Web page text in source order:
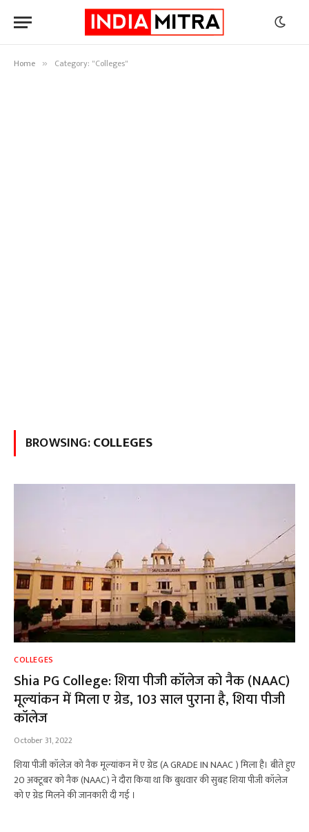
Home » Category: "Colleges"
BROWSING:COLLEGES
COLLEGES
Shia PG College: शिया पीजी कॉलेज को नैक (NAAC)
मूल्यांकन में मिला ए ग्रेड, 103 साल पुराना है, शिया पीजी
कॉलेज
October 31, 2022
शिया पीजी कॉलेज को नैक मूल्यांकन में ए ग्रेड (A GRADE IN NAAC ) मिला है। बीते हुए
20 अक्टूबर को नैक (NAAC) ने दौरा किया था कि बुधवार की सुबह शिया पीजी कॉलेज
को ए ग्रेड मिलने की जानकारी दी गई ।